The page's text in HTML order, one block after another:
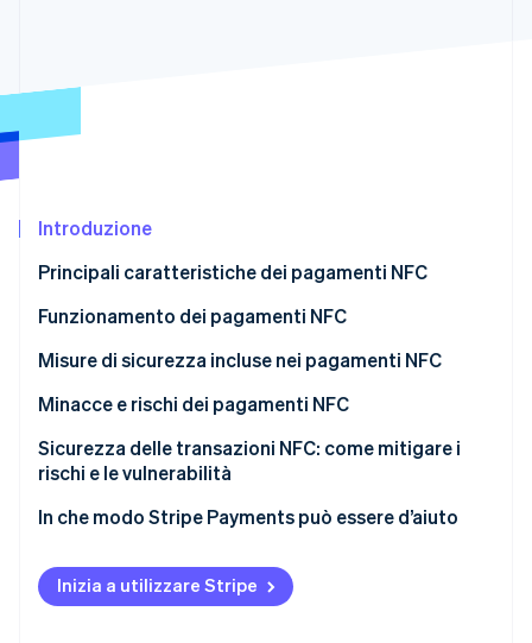
Costituzione di start-up
Identity
Scopri come Stripe sta costruendo l'infrastruttura
Introduzione
Principali caratteristiche dei pagamenti NFC
Funzionamento dei pagamenti NFC
Misure di sicurezza incluse nei pagamenti NFC
Minacce e rischi dei pagamenti NFC
Vulnerabilità e vettori di attacco noti
Sicurezza delle transazioni NFC: come mitigare i
rischi e le vulnerabilità
Per le piccole attività
Aspetti di cui tenere conto nella scelta di un
fornitore di terminali per le carte
In che modo Stripe Payments può essere d’aiuto
Inizia a utilizzare Stripe